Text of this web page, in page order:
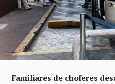
Familiares de choferes